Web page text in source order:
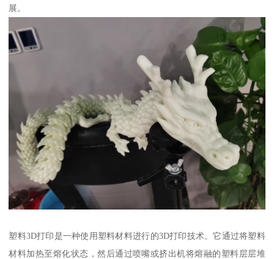
展。
塑料3D打印是一种使用塑料材料进行的3D打印技术。它通过将塑料
材料加热至熔化状态，然后通过喷嘴或挤出机将熔融的塑料层层堆